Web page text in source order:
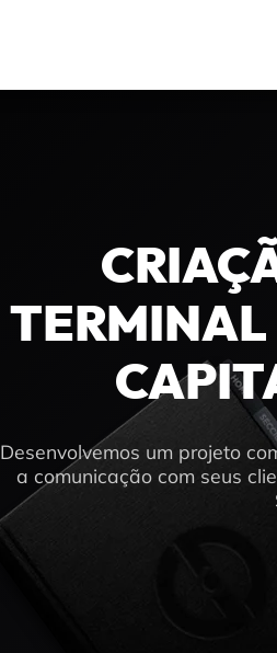
TERMINAL
Desenvolvemos um projeto
a comunicação com seus